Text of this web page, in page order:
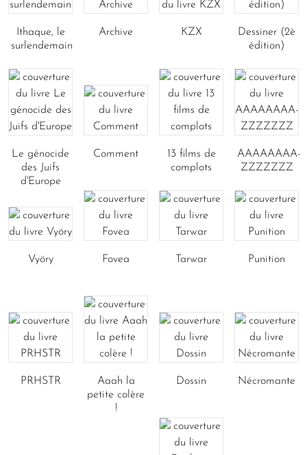
Ithaque, le
surlendemain
Archive KZX
Dessiner (2è
édition)
Le génocide
des Juifs
d'Europe
Comment
13 films de
complots
AAAAAAAA-
ZZZZZZZ
Vyöry Fovea Tarwar Punition
PRHSTR
Aaah la
petite colère
!
Dossin Nécromante